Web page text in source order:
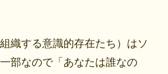
織する意識的存在たち）はソ
部なので「あなたは誰なの